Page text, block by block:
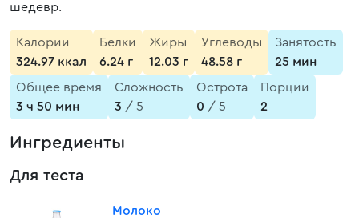
шедевр.
Калории
324.97 ккал
Белки
6.24 г
Жиры
12.03 г
Углеводы
48.58 г
Занятость
25 мин
Общее время
3 ч 50 мин
Сложность
3 / 5
Острота
0 / 5
Порции
2
Ингредиенты
Для теста
Молоко